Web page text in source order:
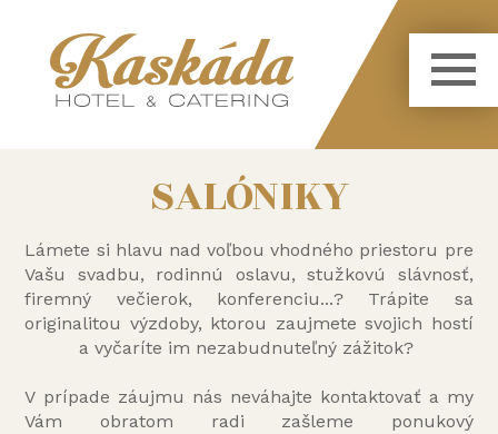
SALÓNIKY
Lámete si hlavu nad voľbou vhodného priestoru pre
Vašu svadbu, rodinnú oslavu, stužkovú slávnosť,
firemný večierok, konferenciu...? Trápite sa
originalitou výzdoby, ktorou zaujmete svojich hostí
a vyčaríte im nezabudnuteľný zážitok?
V prípade záujmu nás neváhajte kontaktovať a my
Vám obratom radi zašleme ponukový